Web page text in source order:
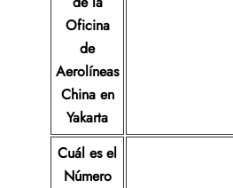
Oficina
de
Aerolíneas
China en
Yakarta
Cuál es el
Número